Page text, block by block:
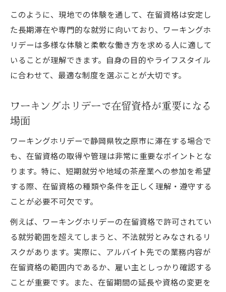
このように、現地での体験を通して、在留資格は安定し
た長期滞在や専門的な就労に向いており、ワーキングホ
リデーは多様な体験と柔軟な働き方を求める人に適して
いることが理解できます。自身の目的やライフスタイル
に合わせて、最適な制度を選ぶことが大切です。
ワーキングホリデーで在留資格が重要になる
場面
ワーキングホリデーで静岡県牧之原市に滞在する場合で
も、在留資格の取得や管理は非常に重要なポイントとな
ります。特に、短期就労や地域の茶産業への参加を希望
する際、在留資格の種類や条件を正しく理解・遵守する
ことが必要不可欠です。
例えば、ワーキングホリデーの在留資格で許可されてい
る就労範囲を超えてしまうと、不法就労とみなされるリ
スクがあります。実際に、アルバイト先での業務内容が
在留資格の範囲内であるか、雇い主としっかり確認する
ことが重要です。また、在留期間の延長や資格の変更を